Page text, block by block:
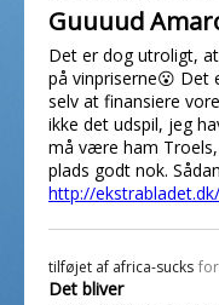
Guuuud
Det er dog utroligt,
på vinpriserne😮 Det
selv at finansiere
ikke det udspil, jeg
må være ham Troels,
plads godt nok.
http://
tilføjet af africa-sucks
Det bliver